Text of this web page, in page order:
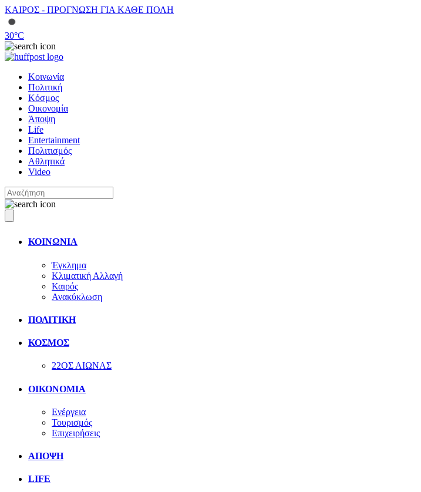
ΚΑΙΡΟΣ - ΠΡΟΓΝΩΣΗ ΓΙΑ ΚΑΘΕ ΠΟΛΗ
30°C
Κοινωνία
Πολιτική
Κόσμος
Οικονομία
Άποψη
Life
Entertainment
Πολιτισμός
Αθλητικά
Video
ΚΟΙΝΩΝΙΑ
Έγκλημα
Κλιματική Αλλαγή
Καιρός
Ανακύκλωση
ΠΟΛΙΤΙΚΗ
ΚΟΣΜΟΣ
22ΟΣ ΑΙΩΝΑΣ
ΟΙΚΟΝΟΜΙΑ
Ενέργεια
Τουρισμός
Επιχειρήσεις
ΑΠΟΨΗ
LIFE